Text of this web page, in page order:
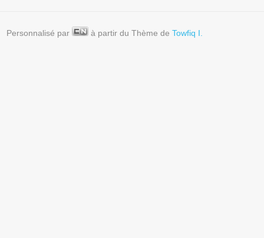
Personnalisé par à partir du Thème deTowfiq I.